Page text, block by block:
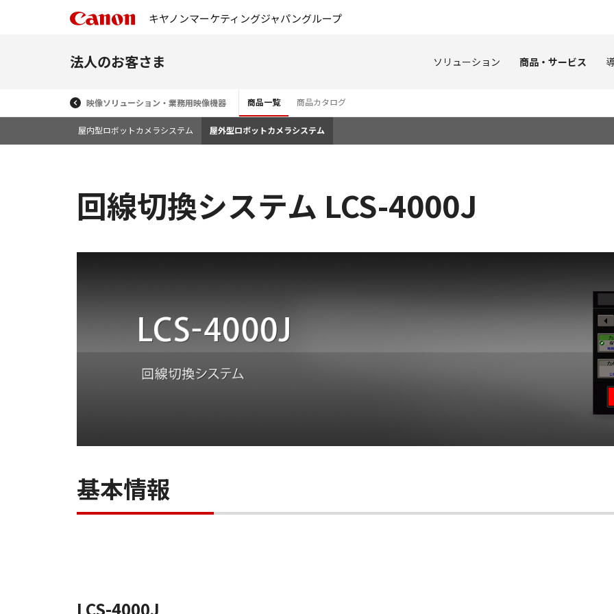
キヤノンマーケティングジャパングループ
法人のお客さま ソリューション 商品・サービス
映像ソリューション・業務用映像機器 商品一覧 商品カタログ
屋内型ロボットカメラシステム 屋外型ロボットカメラシステム
回線切換システム LCS-4000J
基本情報
LCS-4000J